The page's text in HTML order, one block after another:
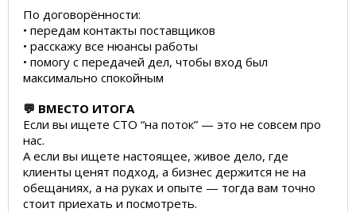
По договорённости:
• передам контакты поставщиков
• расскажу все нюансы работы
• помогу с передачей дел, чтобы вход был
максимально спокойным
💬 ВМЕСТО ИТОГА
Если вы ищете СТО “на поток” — это не совсем про
нас.
А если вы ищете настоящее, живое дело, где
клиенты ценят подход, а бизнес держится не на
обещаниях, а на руках и опыте — тогда вам точно
стоит приехать и посмотреть.